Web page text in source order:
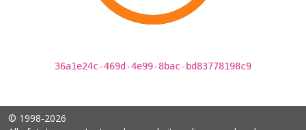
36a1e24c-469d-4e99-8bac-bd83778198c9
© 1998-2026